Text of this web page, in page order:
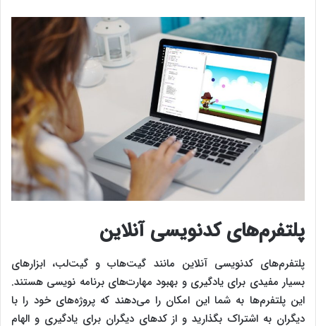
پلتفرم‌های کدنویسی آنلاین
پلتفرم‌های کدنویسی آنلاین مانند گیت‌هاب و گیت‌لب، ابزارهای
بسیار مفیدی برای یادگیری و بهبود مهارت‌های برنامه‌ نویسی هستند.
این پلتفرم‌ها به شما این امکان را می‌دهند که پروژه‌های خود را با
دیگران به اشتراک بگذارید و از کدهای دیگران برای یادگیری و الهام